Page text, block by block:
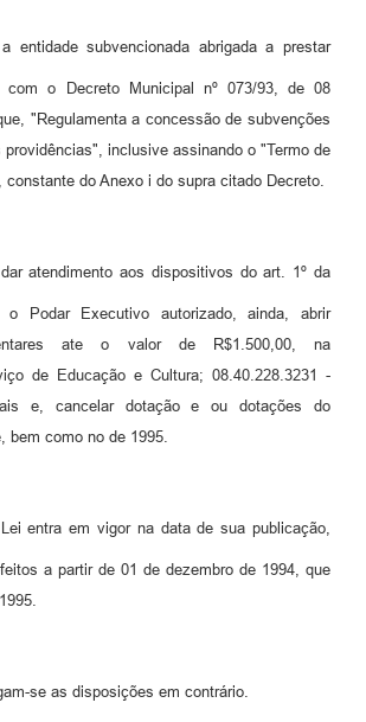
municipais empregado no
Secretária de Saúde
MUNICIPAL 2025
entidade subvencionada abrigada a prestar
com o Decreto Municipal nº 073/93, de 08
"Regulamenta a concessão de subvenções
inclusive assinando o "Termo de
constante do Anexo i do supra citado Decreto.
atendimento aos dispositivos do art. 1º da
Podar Executivo autorizado, ainda, abrir
ate o valor de R$1.500,00, na
de Educação e Cultura; 08.40.228.3231 -
e, cancelar dotação e ou dotações do
bem como no de 1995.
entra em vigor na data de sua publicação,
a partir de 01 de dezembro de 1994, que
se as disposições em contrário.